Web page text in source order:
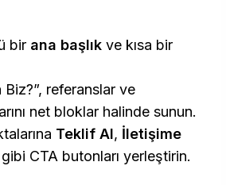
bir ana başlık ve kısa bir
referanslar ve
net bloklar halinde sunun.
Teklif Al, İletişime
gibi CTA butonları yerleştirin.